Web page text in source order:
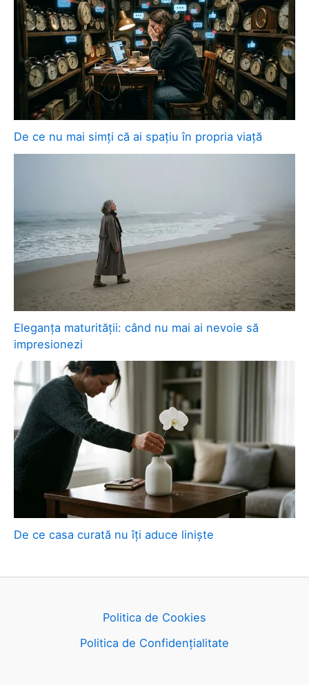
De ce nu mai simți că ai spațiu în propria viață
Eleganța maturității: când nu mai ai nevoie să
impresionezi
De ce casa curată nu îți aduce liniște
Politica de Cookies
Politica de Confidențialitate